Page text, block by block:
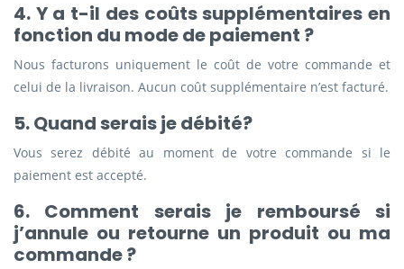
4. Y a t-il des coûts supplémentaires en
fonction du mode de paiement ?
Nous facturons uniquement le coût de votre commande et
celui de la livraison. Aucun coût supplémentaire n’est facturé.
5. Quand serais je débité?
Vous serez débité au moment de votre commande si le
paiement est accepté.
6. Comment serais je remboursé si
j’annule ou retourne un produit ou ma
commande ?